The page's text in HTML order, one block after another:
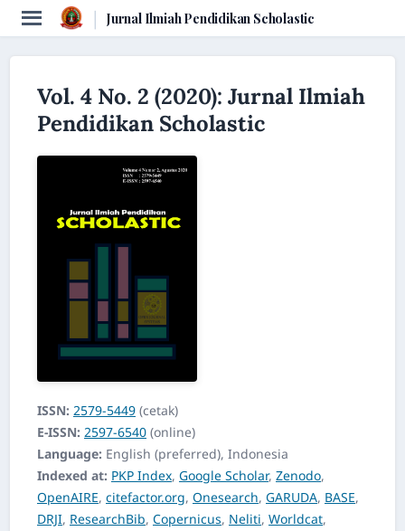
| Jurnal Ilmiah Pendidikan Scholastic
Vol. 4 No. 2 (2020): Jurnal Ilmiah
Pendidikan Scholastic
ISSN: 2579-5449(cetak)
E-ISSN: 2597-6540(online)
Language: English (preferred), Indonesia
Indexed at: PKP Index, Google Scholar, Zenodo,
OpenAIRE, citefactor.org, Onesearch, GARUDA, BASE,
DRJI, ResearchBib, Copernicus, Neliti, Worldcat,